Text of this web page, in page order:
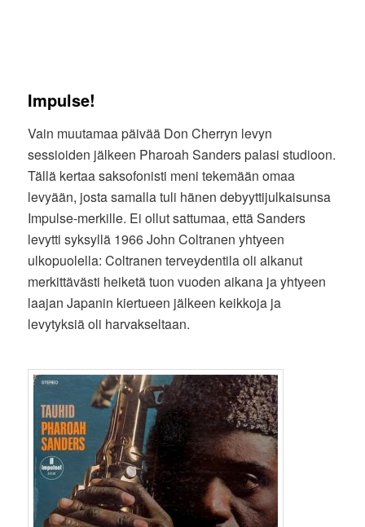
Impulse!
Vain muutamaa päivää Don Cherryn levyn
sessioiden jälkeen Pharoah Sanders palasi studioon.
Tällä kertaa saksofonisti meni tekemään omaa
levyään, josta samalla tuli hänen debyyttijulkaisunsa
Impulse-merkille. Ei ollut sattumaa, että Sanders
levytti syksyllä 1966 John Coltranen yhtyeen
ulkopuolella: Coltranen terveydentila oli alkanut
merkittävästi heiketä tuon vuoden aikana ja yhtyeen
laajan Japanin kiertueen jälkeen keikkoja ja
levytyksiä oli harvakseltaan.